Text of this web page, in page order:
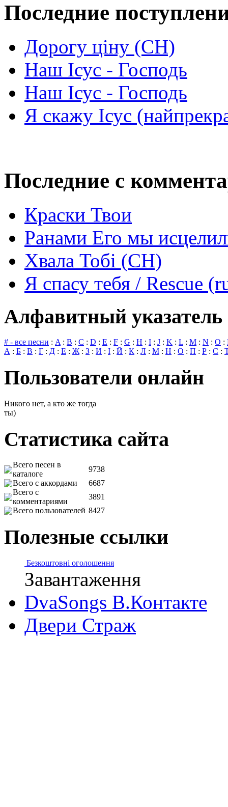
Последние
Дорогу ціну (СН)
Наш Ісус - Господь
Наш Ісус - Господь
Я скажу Ісус
Последние с
Краски Твои
Ранами Его мы
Хвала Тобі (СН)
Я спасу тебя / Rescue
Алфавитный указатель
# - все песни : A : B : C : D : E : F : G : H : I : J : K : L : M : N : O :
А : Б : В : Г : Д : Е : Ж : З : И : І : Й : К : Л : М : Н : О : П : Р : С :
Пользователи онлайн
Никого нет, а кто же тогда
ты)
Статистика сайта
Всего песен в
каталоге
9738
Всего с аккордами
6687
Всего с
комментариями
3891
Всего пользователей 8427
Полезные ссылки
Безкоштовні оголошення
Завантаження
DvaSongs В.Контакте
Двери Страж